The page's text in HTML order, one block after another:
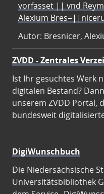
vorfasset || vnd
Alexium
Autor: Bresnicer,
ZVDD - Zentrales
Ist Ihr gesuchtes Werk
digitalen Bestand?
unserem ZVDD Portal,
bundesweit
DigiWunschbuch
Die Niedersächsische
Universitätsbibliothek